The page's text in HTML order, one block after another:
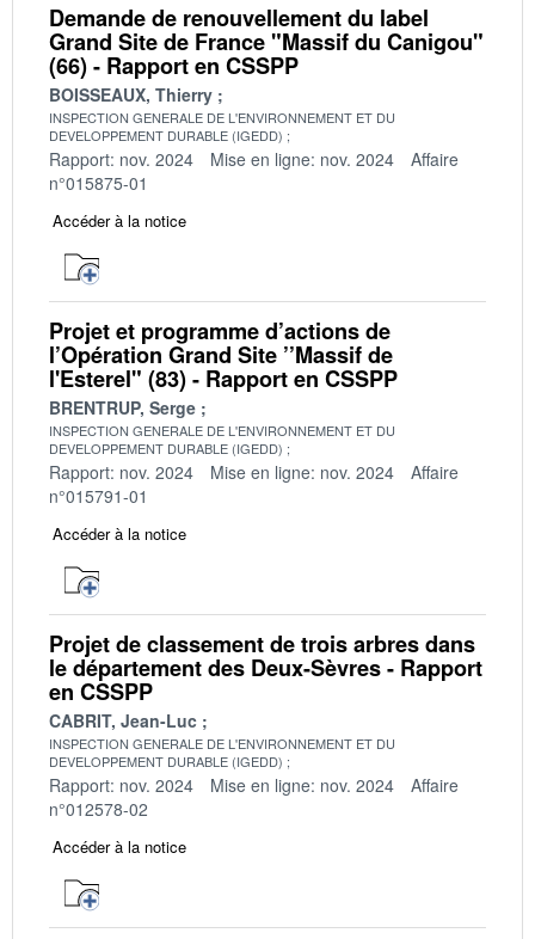
Demande de renouvellement du label
Grand Site de France "Massif du Canigou"
(66) - Rapport en CSSPP
BOISSEAUX, Thierry
INSPECTION GENERALE DE L'ENVIRONNEMENT ET DU
DEVELOPPEMENT DURABLE (IGEDD)
Rapport: nov. 2024 Mise en ligne: nov. 2024
Affaire
n°015875-01
Accéder à la notice
Projet et programme d’actions de
l’Opération Grand Site ’’Massif de
l'Esterel" (83) - Rapport en CSSPP
BRENTRUP, Serge
INSPECTION GENERALE DE L'ENVIRONNEMENT ET DU
DEVELOPPEMENT DURABLE (IGEDD)
Rapport: nov. 2024 Mise en ligne: nov. 2024
Affaire
n°015791-01
Accéder à la notice
Projet de classement de trois arbres dans
le département des Deux-Sèvres - Rapport
en CSSPP
CABRIT, Jean-Luc
INSPECTION GENERALE DE L'ENVIRONNEMENT ET DU
DEVELOPPEMENT DURABLE (IGEDD)
Rapport: nov. 2024 Mise en ligne: nov. 2024
Affaire
n°012578-02
Accéder à la notice